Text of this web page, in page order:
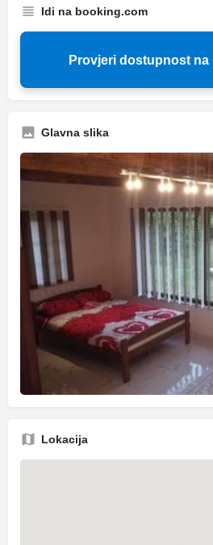
Idi na booking.com
Provjeri dostupnost
Glavna slika
Lokacija